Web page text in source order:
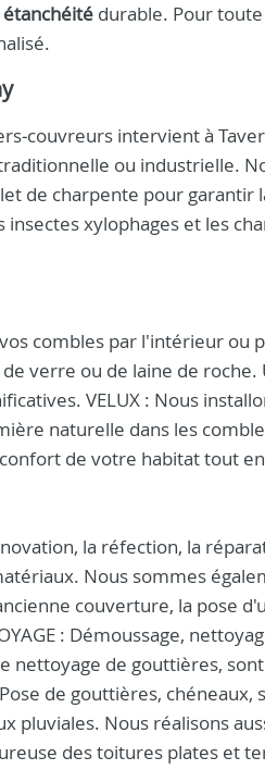
étanchéité durable. Pour
intervient à
ou industrielle.
de charpente pour garantir
xylophages et les
combles par l'intérieur ou
verre ou de laine de
VELUX : Nous
naturelle dans les
de votre habitat tout
la réfection, la
Nous sommes
couverture, la pose
: Démoussage,
nettoyage de gouttières,
de gouttières,
pluviales. Nous réalisons
des toitures plates et